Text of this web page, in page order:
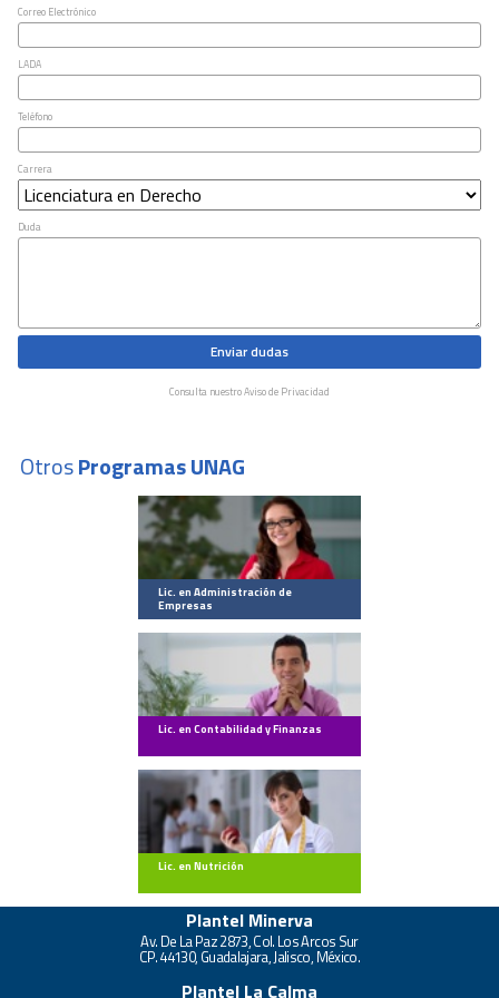
Correo Electrónico
LADA
Teléfono
Carrera
Duda
Enviar dudas
Consulta nuestro Aviso de Privacidad
OtrosProgramas UNAG
Lic. en Administración de
Empresas
Lic. en Contabilidad y Finanzas
Lic. en Nutrición
Plantel Minerva
Av. De La Paz 2873, Col. Los Arcos Sur
CP. 44130, Guadalajara, Jalisco, México.
Plantel La Calma